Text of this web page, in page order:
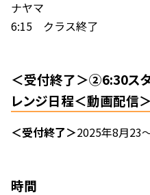
ナヤマ
6:15 クラス終了
＜受付終了＞②6:30ス
レンジ日程＜動画配信＞
＜受付終了＞2025年8月23
時間